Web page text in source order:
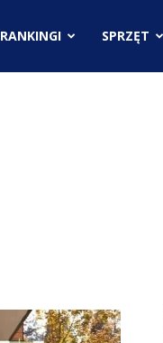
RANKINGI SPRZĘT